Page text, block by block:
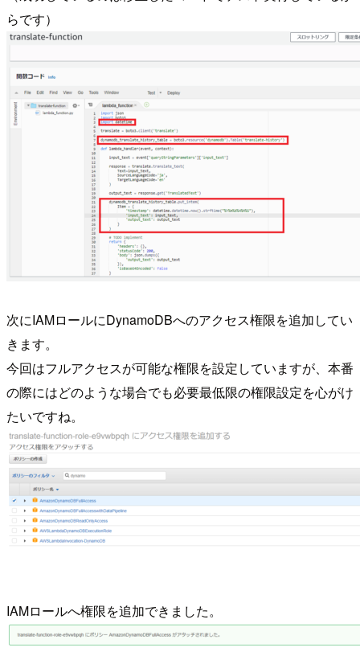
らです）
次にIAMロールにDynamoDBへのアクセス権限を追加してい
きます。
今回はフルアクセスが可能な権限を設定していますが、本番
の際にはどのような場合でも必要最低限の権限設定を心がけ
たいですね。
IAMロールへ権限を追加できました。